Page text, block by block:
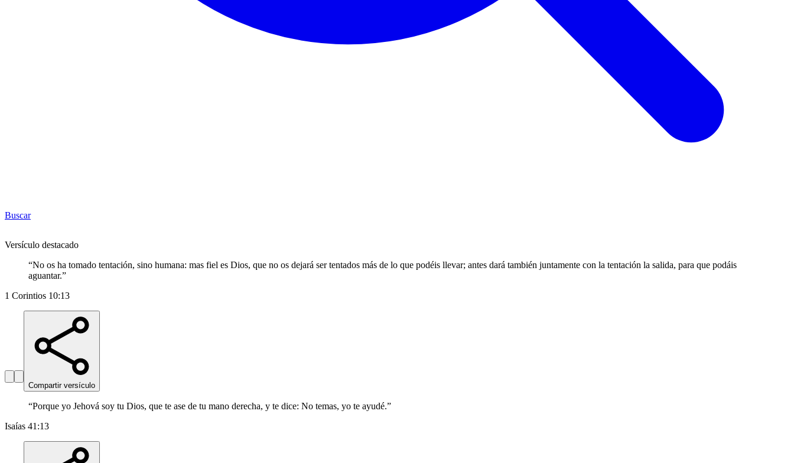
Buscar
Versículo destacado
“No os ha tomado tentación, sino humana: mas fiel es Dios, que no os dejará ser tentados más de lo que podéis llevar; antes dará también juntamente con la tentación la salida, para que podáis
aguantar.”
1 Corintios 10:13
Compartir versículo
“Porque yo Jehová soy tu Dios, que te ase de tu mano derecha, y te dice: No temas, yo te ayudé.”
Isaías 41:13